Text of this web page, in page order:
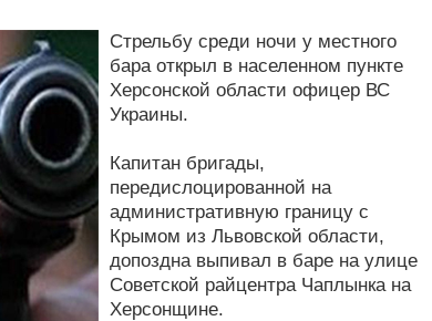
Стрельбу среди ночи у местного
бара открыл в населенном пункте
Херсонской области офицер ВС
Украины.
Капитан бригады,
передислоцированной на
административную границу с
Крымом из Львовской области,
допоздна выпивал в баре на улице
Советской райцентра Чаплынка на
Херсонщине.